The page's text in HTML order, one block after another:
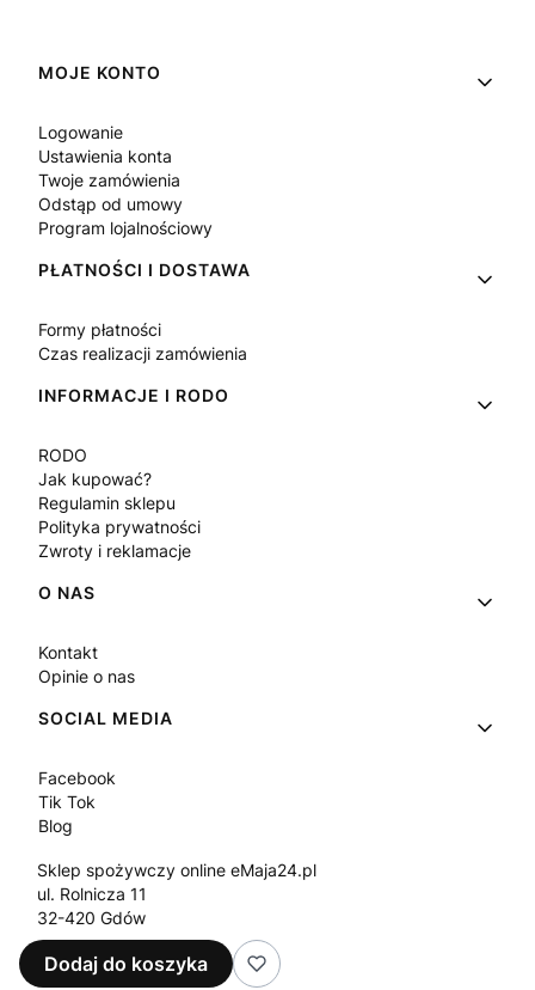
Linki w stopce
MOJE KONTO
Logowanie
Ustawienia konta
Twoje zamówienia
Odstąp od umowy
Program lojalnościowy
PŁATNOŚCI I DOSTAWA
Formy płatności
Czas realizacji zamówienia
INFORMACJE I RODO
RODO
Jak kupować?
Regulamin sklepu
Polityka prywatności
Zwroty i reklamacje
O NAS
Kontakt
Opinie o nas
SOCIAL MEDIA
Facebook
Tik Tok
Blog
Sklep spożywczy online eMaja24.pl
ul. Rolnicza 11
32-420 Gdów
Tel.+48 573 330 911
e-mail:sklep@emaja24.pl
Dodaj do koszyka